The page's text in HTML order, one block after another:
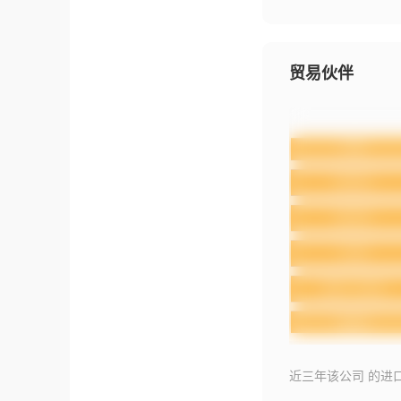
贸易伙伴
近三年该公司 的进